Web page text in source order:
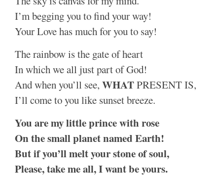
I’m begging you to find your way!
Your Love has much for you to say!
The rainbow is the gate of heart
In which we all just part of God!
And when you’ll see, WHATPRESENT IS,
I’ll come to you like sunset breeze.
You are my little prince with rose
On the small planet named Earth!
But if you’ll melt your stone of soul,
Please, take me all, I want be yours.